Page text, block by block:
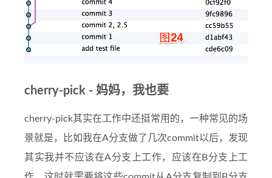
cherry-pick - 妈妈，我也要
cherry-pick其实在工作中还挺常用的，一种常见的场
景就是，比如我在A分支做了几次commit以后，发现
其实我并不应该在A分支上工作，应该在B分支上工